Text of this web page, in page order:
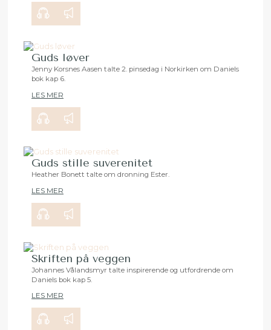
Guds løver
Jenny Korsnes Aasen talte 2. pinsedag i Norkirken om Daniels
bok kap 6.
LES MER
Guds stille suverenitet
00:00
Heather Bonett talte om dronning Ester.
LES MER
Skriften på veggen
Johannes Vålandsmyr talte inspirerende og utfordrende om
Daniels bok kap 5.
LES MER